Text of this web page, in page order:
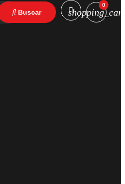
shopping_cart
0